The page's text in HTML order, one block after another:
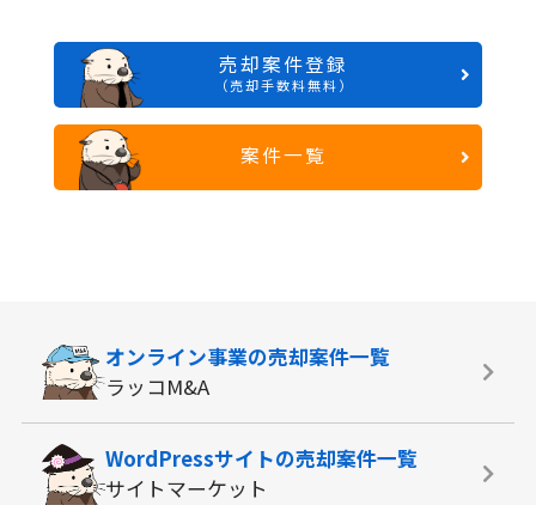
売却案件登録
（売却手数料無料）
案件一覧
オンライン事業の売却案件一覧
ラッコM&A
WordPressサイトの売却案件一覧
サイトマーケット